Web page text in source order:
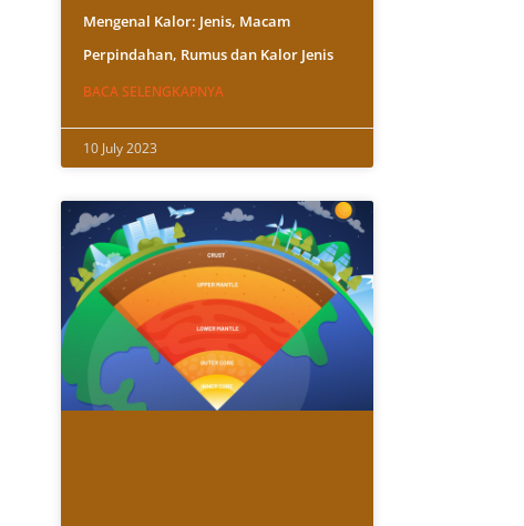
Mengenal Kalor: Jenis, Macam
Perpindahan, Rumus dan Kalor Jenis
BACA SELENGKAPNYA
10 July 2023